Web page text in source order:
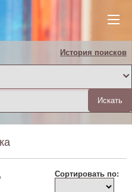
История поисков
Сортировать по: